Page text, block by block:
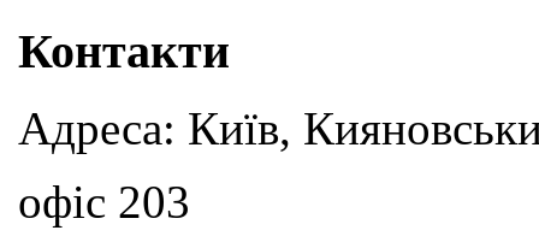
Контакти
Адреса: Київ,
офіс 203